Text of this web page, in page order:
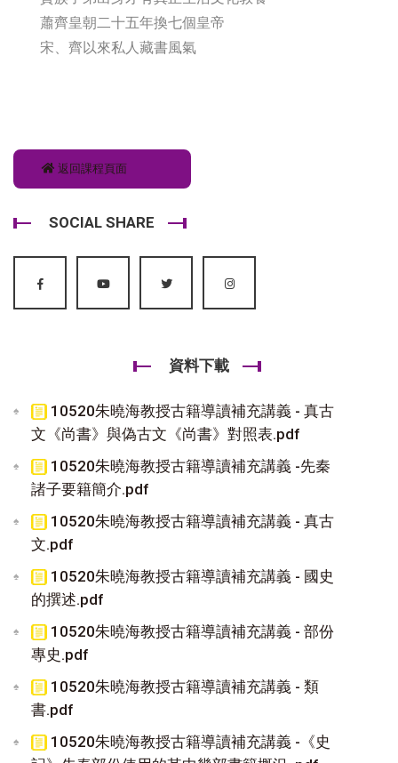
蕭齊皇朝二十五年換七個皇帝
宋、齊以來私人藏書風氣
返回課程頁面
SOCIAL SHARE
資料下載
10520朱曉海教授古籍導讀補充講義 - 真古
文《尚書》與偽古文《尚書》對照表.pdf
10520朱曉海教授古籍導讀補充講義 -先秦
諸子要籍簡介.pdf
10520朱曉海教授古籍導讀補充講義 - 真古
文.pdf
10520朱曉海教授古籍導讀補充講義 - 國史
的撰述.pdf
10520朱曉海教授古籍導讀補充講義 - 部份
專史.pdf
10520朱曉海教授古籍導讀補充講義 - 類
書.pdf
10520朱曉海教授古籍導讀補充講義 -《史